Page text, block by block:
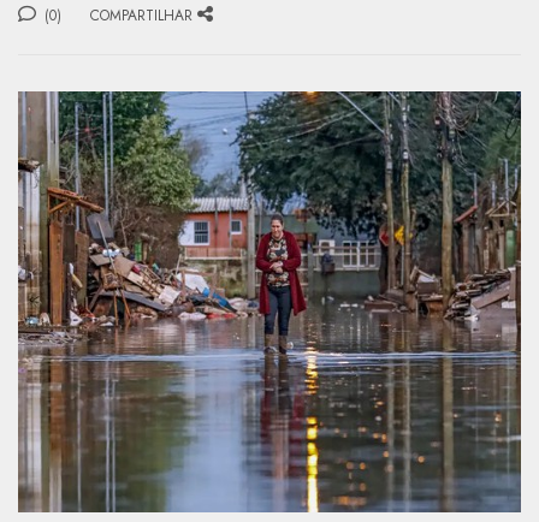
(0) COMPARTILHAR